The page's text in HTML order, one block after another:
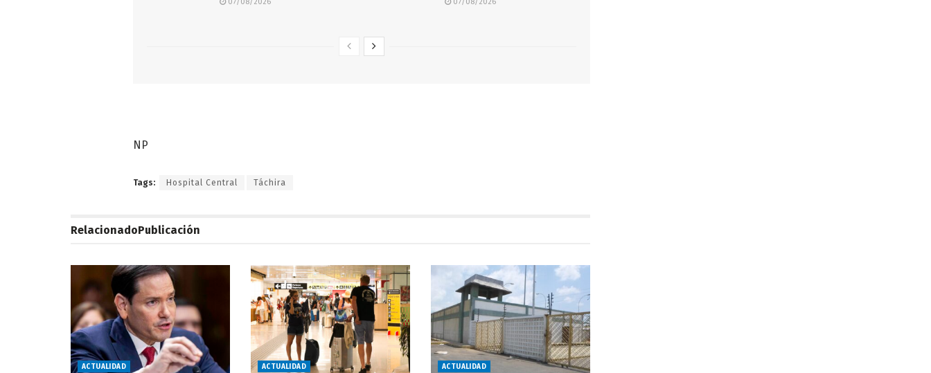
07/08/2026 07/08/2026
NP
Tags: Hospital Central Táchira
RelacionadoPublicación
ACTUALIDAD ACTUALIDAD ACTUALIDAD